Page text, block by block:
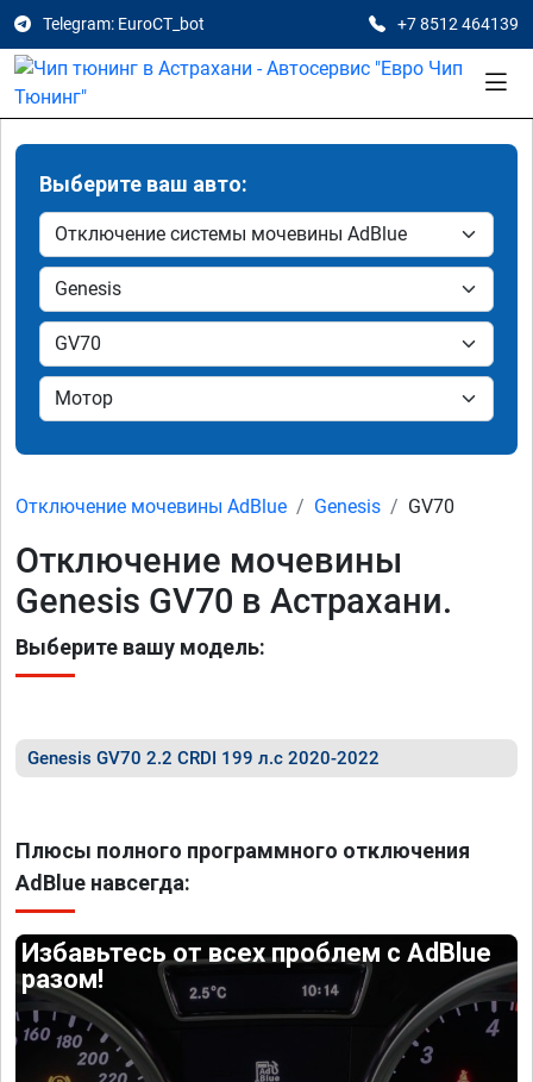
Telegram: EuroCT_bot +7 8512 464139
Выберите ваш авто:
Отключение мочевины AdBlue Genesis GV70
Отключение мочевины
Genesis GV70 в Астрахани.
Выберите вашу модель:
Genesis GV70 2.2 CRDI 199 л.с 2020-2022
Плюсы полного программного отключения
AdBlue навсегда:
Избавьтесь от всех проблем с AdBlue
разом!